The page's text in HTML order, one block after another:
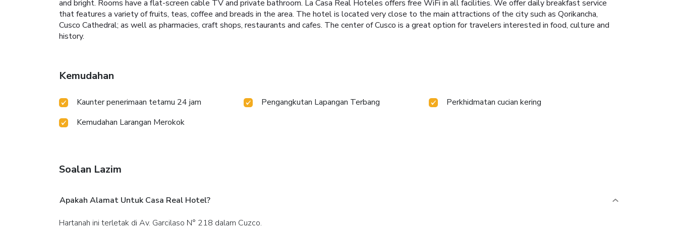
and bright. Rooms have a flat-screen cable TV and private bathroom. La Casa Real Hoteles offers free WiFi in all facilities. We offer daily breakfast service
that features a variety of fruits, teas, coffee and breads in the area. The hotel is located very close to the main attractions of the city such as Qorikancha,
Cusco Cathedral; as well as pharmacies, craft shops, restaurants and cafes. The center of Cusco is a great option for travelers interested in food, culture and
history.
Kemudahan
Kaunter penerimaan tetamu 24 jam Pengangkutan Lapangan Terbang
Perkhidmatan cucian kering
Kemudahan Larangan Merokok
Soalan Lazim
Apakah Alamat Untuk Casa Real Hotel?
Hartanah ini terletak di Av. Garcilaso N° 218 dalam Cuzco.